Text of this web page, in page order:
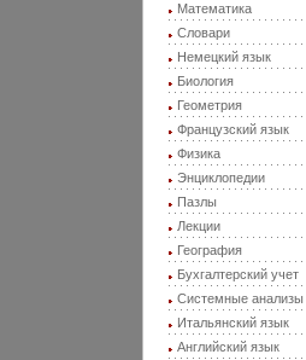
Математика
Словари
Немецкий язык
Биология
Геометрия
Французский язык
Физика
Энциклопедии
Пазлы
Лекции
География
Бухгалтерский учет
Системные анализы
Итальянский язык
Английский язык